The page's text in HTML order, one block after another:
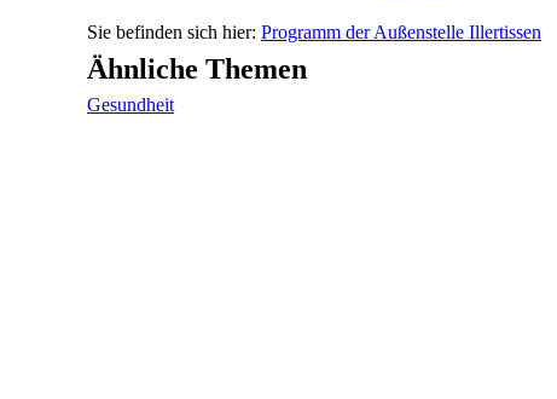
Programm der Außenstelle Illertissen
Ähnliche Themen
Gesundheit